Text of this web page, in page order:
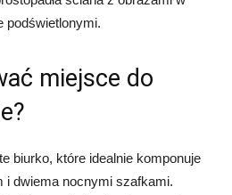
podświetlonymi.
miejsce do
biurko, które idealnie komponuje
i dwiema nocnymi szafkami.